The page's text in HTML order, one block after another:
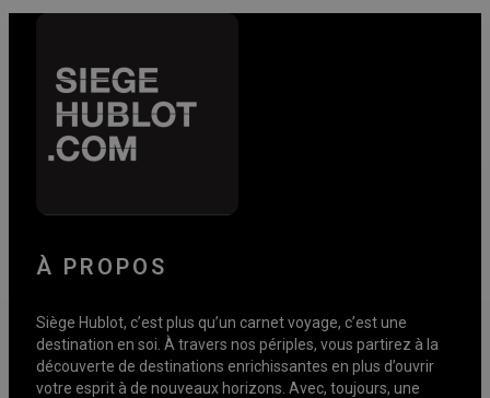
À PROPOS
Siège Hublot, c’est plus qu’un carnet voyage, c’est une
destination en soi. À travers nos périples, vous partirez à la
découverte de destinations enrichissantes en plus d’ouvrir
votre esprit à de nouveaux horizons. Avec, toujours, une